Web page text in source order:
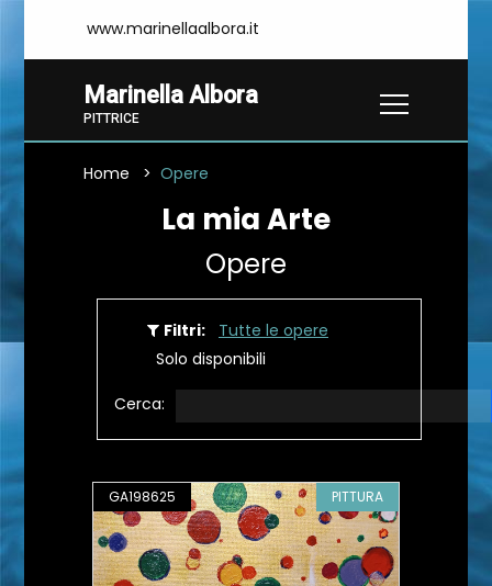
www.marinellaalbora.it
Marinella Albora
PITTRICE
Home Opere
La mia Arte
Opere
Filtri:
Tutte le opere
Solo disponibili
Cerca:
GA198625 PITTURA